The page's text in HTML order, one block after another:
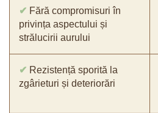
✔ Fără compromisuri în
privința aspectului și
strălucirii aurului
✔ Rezistență sporită la
zgârieturi și deteriorări